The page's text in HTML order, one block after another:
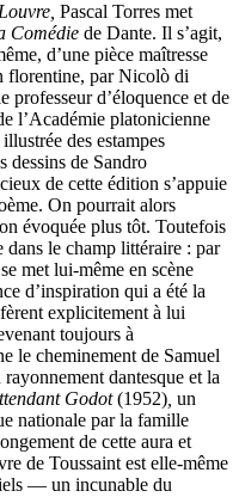
Pascal Torres met
Comédie de Dante. Il s’agit,
d’une pièce maîtresse
florentine, par Nicolò di
d’éloquence et de
l’Académie platonicienne
des estampes
dessins de Sandro
de cette édition s’appuie
On pourrait alors
évoquée plus tôt. Toutefois
dans le champ littéraire : par
met lui-même en scène
d’inspiration qui a été la
explicitement à lui
toujours à
le cheminement de Samuel
dantesque et la
Godot(1952) un
nationale par la famille
de cette aura et
de Toussaint est elle-même
— un incunable du